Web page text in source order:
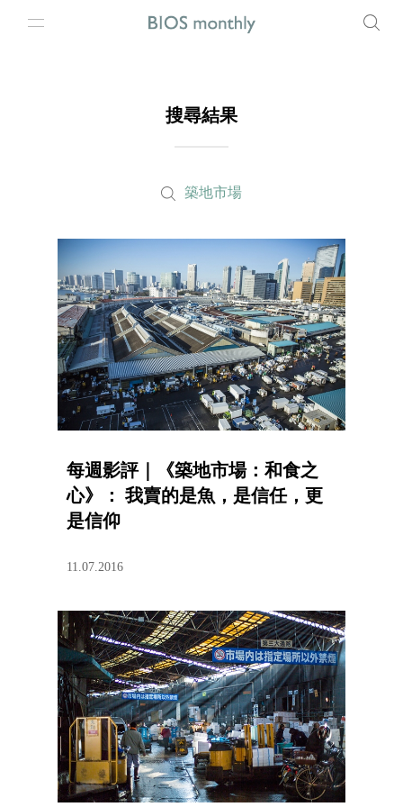
搜尋結果
築地市場
每週影評｜《築地市場：和食之
心》： 我賣的是魚，是信任，更
是信仰
11.07.2016